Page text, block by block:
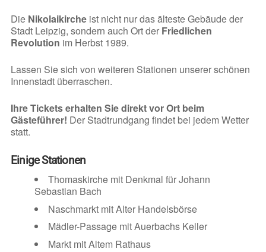
Die Nikolaikircheist nicht nur das älteste Gebäude der
Stadt Leipzig, sondern auch Ort der Friedlichen
Revolution im Herbst 1989.
Lassen Sie sich von weiteren Stationen unserer schönen
Innenstadt überraschen.
Ihre Tickets erhalten Sie direkt vor Ort beim
Gästeführer! Der Stadtrundgang findet bei jedem Wetter
statt.
Einige Stationen
Thomaskirche mit Denkmal für Johann
Sebastian Bach
Naschmarkt mit Alter Handelsbörse
Mädler-Passage mit Auerbachs Keller
Markt mit Altem Rathaus